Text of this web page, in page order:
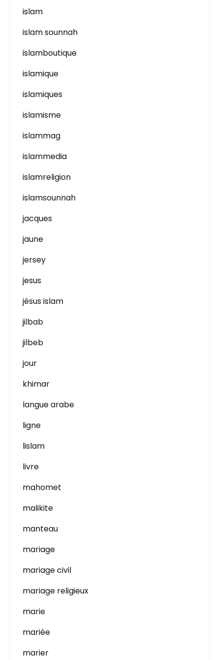
islam
islam sounnah
islamboutique
islamique
islamiques
islamisme
islammag
islammedia
islamreligion
islamsounnah
jacques
jaune
jersey
jesus
jésus islam
jilbab
jilbeb
jour
khimar
langue arabe
ligne
lislam
livre
mahomet
malikite
manteau
mariage
mariage civil
mariage religieux
marie
mariée
marier